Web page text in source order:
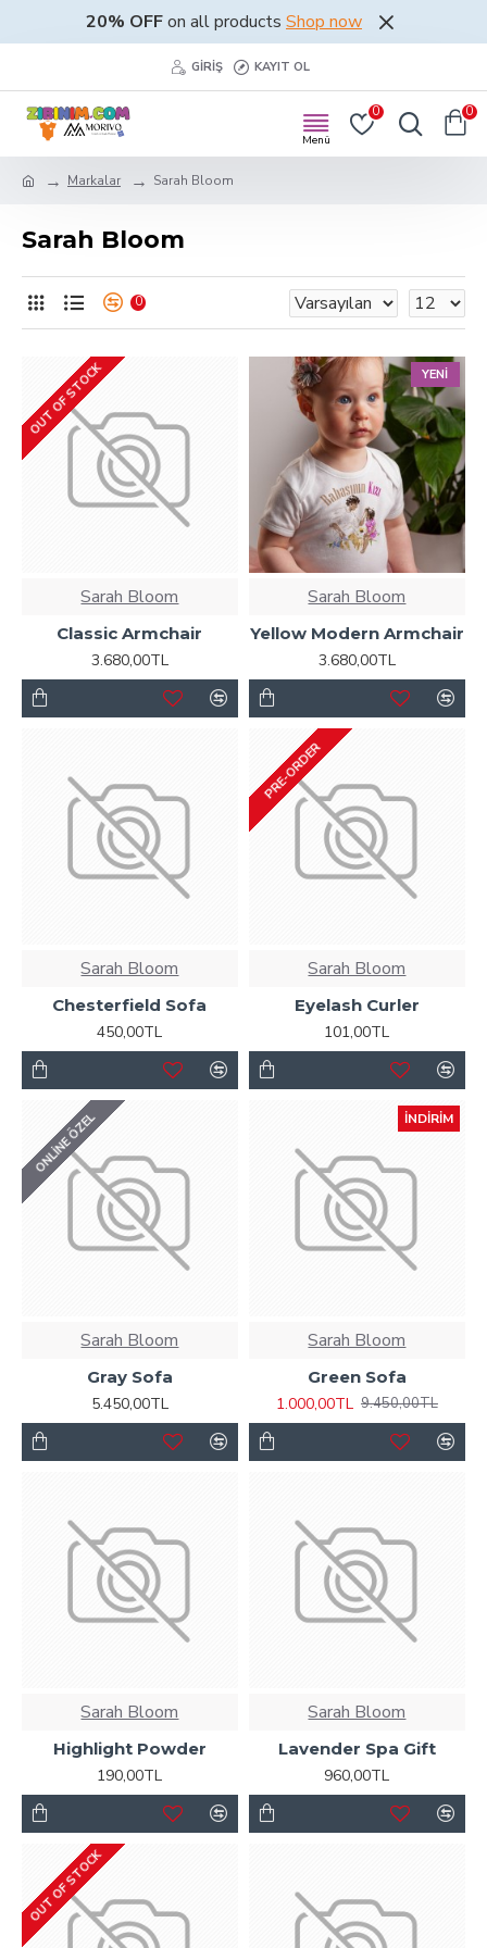
20% OFFon all products Shop now
GIRIŞ KAYIT OL
0 0
Markalar Sarah Bloom
Sarah Bloom
0
OUT OF STOCK
Sarah Bloom
Classic Armchair
3.680,00TL
YENI
Sarah Bloom
Yellow Modern Armchair
3.680,00TL
Sarah Bloom
Chesterfield Sofa
450,00TL
PRE-ORDER
Sarah Bloom
Eyelash Curler
101,00TL
ONLINE ÖZEL
Sarah Bloom
Gray Sofa
5.450,00TL
İNDIRIM
Sarah Bloom
Green Sofa
1.000,00TL 9.450,00TL
Sarah Bloom
Highlight Powder
190,00TL
Sarah Bloom
Lavender Spa Gift
960,00TL
OUT OF STOCK